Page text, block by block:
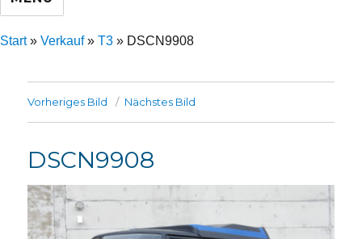
Start» Verkauf» T3 » DSCN9908
Vorheriges Bild Nächstes Bild
DSCN9908